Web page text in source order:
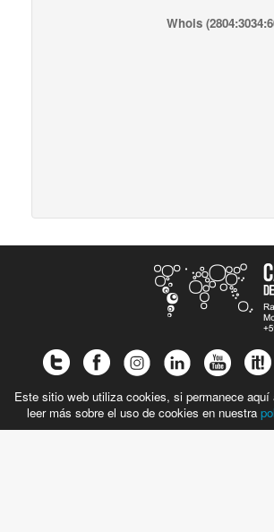
Whois
Este sitio web utiliza cookies, si permanece
leer más sobre el uso de cookies en nuestra